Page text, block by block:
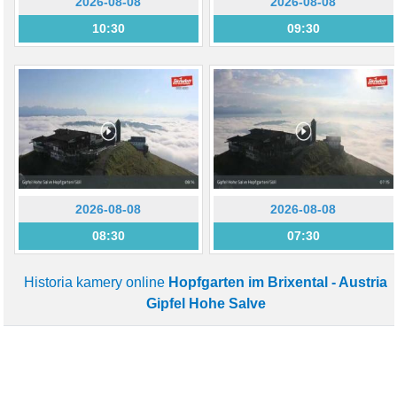
10:30
09:30
2026-08-08
08:30
2026-08-08
07:30
Historia kamery online Hopfgarten im Brixental - Austria
Gipfel Hohe Salve